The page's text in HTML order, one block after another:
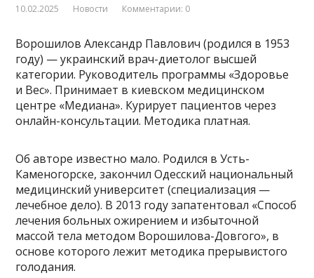
10.02.2025 Новости Комментарии: 0
Ворошилов Александр Павлович (родился в 1953
году) — украинский врач-диетолог высшей
категории. Руководитель программы «Здоровье
и Вес». Принимает в киевском медицинском
центре «Медиана». Курирует пациентов через
онлайн-консультации. Методика платная.
Об авторе известно мало. Родился в Усть-
Каменогорске, закончил Одесский национальный
медицинский университет (специализация —
лечебное дело). В 2013 году запатентовал «Способ
лечения больных ожирением и избыточной
массой тела методом Ворошилова-Довгого», в
основе которого лежит методика прерывистого
голодания.